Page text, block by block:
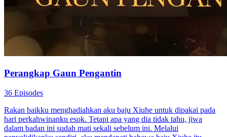
Perangkap Gaun Pengantin
36 Episodes
Rakan baikku menghadiahkan aku baju Xiuhe untuk dipakai pada
hari perkahwinanku esok. Tetapi apa yang dia tidak tahu, jiwa
dalam badan ini sudah mati sekali sebelum ini. Melalui